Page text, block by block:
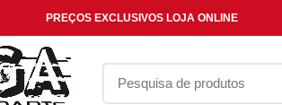
PREÇOS EXCLUSIVOS LOJA ONLINE